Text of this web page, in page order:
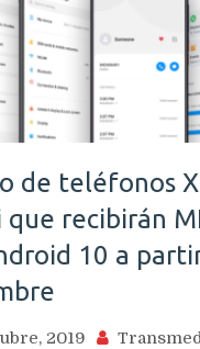
de teléfonos
que recibirán
10 a
2019